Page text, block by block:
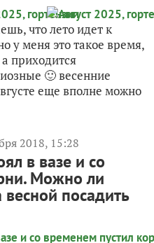
что лето идет к
у меня это такое время,
приходится
🙂 весенние
еще вполне можно
2018, 15:28
в вазе и со
Можно ли
посадить